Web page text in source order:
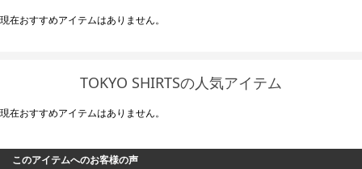
現在おすすめアイテムはありません。
TOKYO SHIRTSの人気アイテム
現在おすすめアイテムはありません。
このアイテムへのお客様の声